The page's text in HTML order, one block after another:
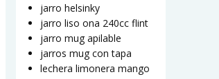
jarro helsinky
jarro liso ona 240cc flint
jarro mug apilable
jarros mug con tapa
lechera limonera mango